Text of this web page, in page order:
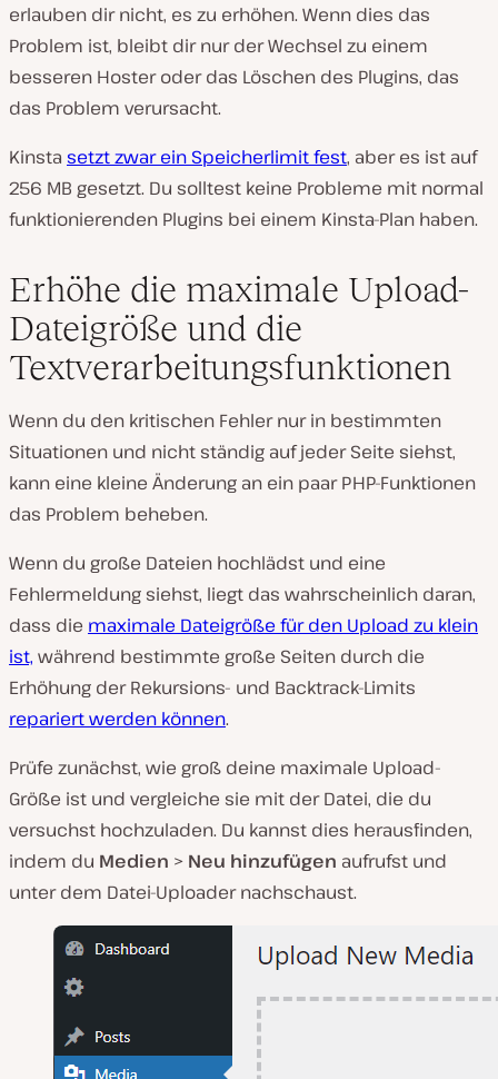
erlauben dir nicht, es zu erhöhen. Wenn dies das
Problem ist, bleibt dir nur der Wechsel zu einem
besseren Hoster oder das Löschen des Plugins, das
das Problem verursacht.
Kinsta setzt zwar ein Speicherlimit fest, aber es ist auf
256 MB gesetzt. Du solltest keine Probleme mit normal
funktionierenden Plugins bei einem Kinsta-Plan haben.
Erhöhe die maximale Upload-
Dateigröße und die
Textverarbeitungsfunktionen
Wenn du den kritischen Fehler nur in bestimmten
Situationen und nicht ständig auf jeder Seite siehst,
kann eine kleine Änderung an ein paar PHP-Funktionen
das Problem beheben.
Wenn du große Dateien hochlädst und eine
Fehlermeldung siehst, liegt das wahrscheinlich daran,
dass die maximale Dateigröße für den Upload zu klein
ist, während bestimmte große Seiten durch die
Erhöhung der Rekursions- und Backtrack-Limits
repariert werden können.
Prüfe zunächst, wie groß deine maximale Upload-
Größe ist und vergleiche sie mit der Datei, die du
versuchst hochzuladen. Du kannst dies herausfinden,
indem du Medien > Neu hinzufügen aufrufst und
unter dem Datei-Uploader nachschaust.